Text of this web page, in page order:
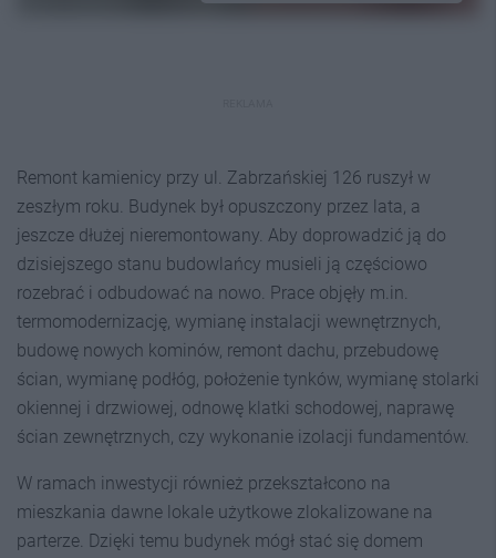
Remont kamienicy przy ul. Zabrzańskiej 126 ruszył w
zeszłym roku. Budynek był opuszczony przez lata, a
jeszcze dłużej nieremontowany. Aby doprowadzić ją do
dzisiejszego stanu budowlańcy musieli ją częściowo
rozebrać i odbudować na nowo. Prace objęły m.in.
termomodernizację, wymianę instalacji wewnętrznych,
budowę nowych kominów, remont dachu, przebudowę
ścian, wymianę podłóg, położenie tynków, wymianę stolarki
okiennej i drzwiowej, odnowę klatki schodowej, naprawę
ścian zewnętrznych, czy wykonanie izolacji fundamentów.
W ramach inwestycji również przekształcono na
mieszkania dawne lokale użytkowe zlokalizowane na
parterze. Dzięki temu budynek mógł stać się domem